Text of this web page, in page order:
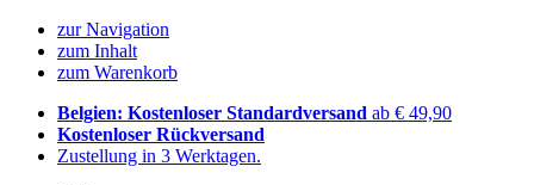
zur Navigation
zum Inhalt
zum Warenkorb
Belgien: Kostenloser Standardversand ab € 49,90
Kostenloser Rückversand
Zustellung in 3 Werktagen.